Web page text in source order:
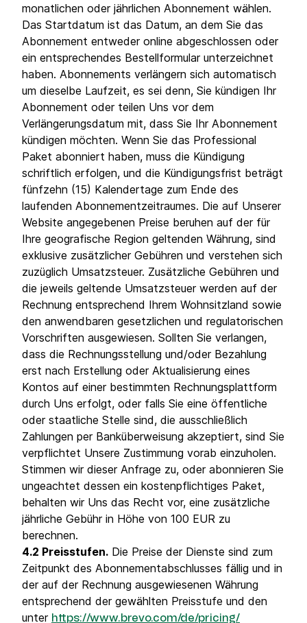
monatlichen oder jährlichen Abonnement wählen.
Das Startdatum ist das Datum, an dem Sie das
Abonnement entweder online abgeschlossen oder
ein entsprechendes Bestellformular unterzeichnet
haben. Abonnements verlängern sich automatisch
um dieselbe Laufzeit, es sei denn, Sie kündigen Ihr
Abonnement oder teilen Uns vor dem
Verlängerungsdatum mit, dass Sie Ihr Abonnement
kündigen möchten. Wenn Sie das Professional
Paket abonniert haben, muss die Kündigung
schriftlich erfolgen, und die Kündigungsfrist beträgt
fünfzehn (15) Kalendertage zum Ende des
laufenden Abonnementzeitraumes. Die auf Unserer
Website angegebenen Preise beruhen auf der für
Ihre geografische Region geltenden Währung, sind
exklusive zusätzlicher Gebühren und verstehen sich
zuzüglich Umsatzsteuer. Zusätzliche Gebühren und
die jeweils geltende Umsatzsteuer werden auf der
Rechnung entsprechend Ihrem Wohnsitzland sowie
den anwendbaren gesetzlichen und regulatorischen
Vorschriften ausgewiesen. Sollten Sie verlangen,
dass die Rechnungsstellung und/oder Bezahlung
erst nach Erstellung oder Aktualisierung eines
Kontos auf einer bestimmten Rechnungsplattform
durch Uns erfolgt, oder falls Sie eine öffentliche
oder staatliche Stelle sind, die ausschließlich
Zahlungen per Banküberweisung akzeptiert, sind Sie
verpflichtet Unsere Zustimmung vorab einzuholen.
Stimmen wir dieser Anfrage zu, oder abonnieren Sie
ungeachtet dessen ein kostenpflichtiges Paket,
behalten wir Uns das Recht vor, eine zusätzliche
jährliche Gebühr in Höhe von 100 EUR zu
berechnen.
4.2 Preisstufen. Die Preise der Dienste sind zum
Zeitpunkt des Abonnementabschlusses fällig und in
der auf der Rechnung ausgewiesenen Währung
entsprechend der gewählten Preisstufe und den
unter https://www.brevo.com/de/pricing/